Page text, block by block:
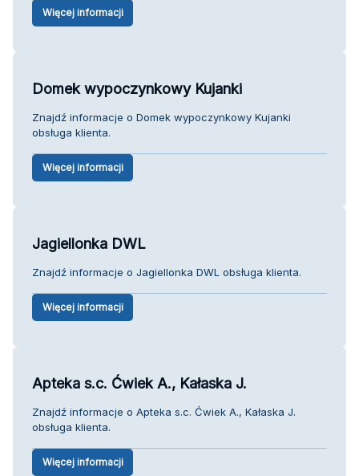
Więcej informacji
Domek wypoczynkowy Kujanki
Znajdź informacje o Domek wypoczynkowy Kujanki
obsługa klienta.
Więcej informacji
Jagiellonka DWL
Znajdź informacje o Jagiellonka DWL obsługa klienta.
Więcej informacji
Apteka s.c. Ćwiek A., Kałaska J.
Znajdź informacje o Apteka s.c. Ćwiek A., Kałaska J.
obsługa klienta.
Więcej informacji